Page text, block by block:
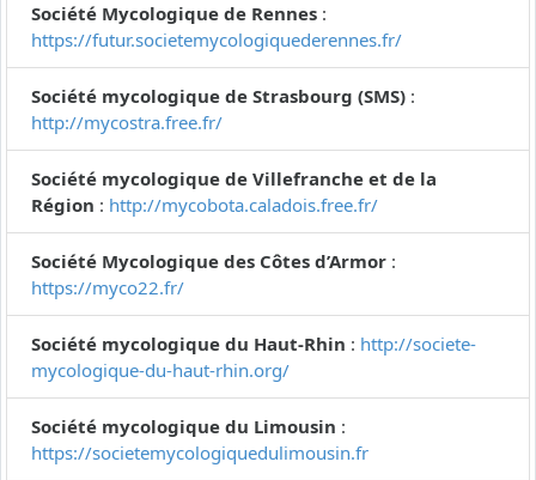
Société Mycologique de Rennes :
https://futur.societemycologiquederennes.fr/
Société mycologique de Strasbourg (SMS) :
http://mycostra.free.fr/
Société mycologique de Villefranche et de la
Région : http://mycobota.caladois.free.fr/
Société Mycologique des Côtes d’Armor :
https://myco22.fr/
Société mycologique du Haut-Rhin : http://societe-
mycologique-du-haut-rhin.org/
Société mycologique du Limousin :
https://societemycologiquedulimousin.fr